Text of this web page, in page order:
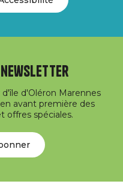
d'Oléron Marennes
avant première des
offres spéciales.